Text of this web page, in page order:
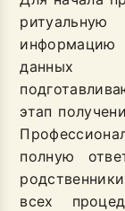
данных
этап
полную
всех